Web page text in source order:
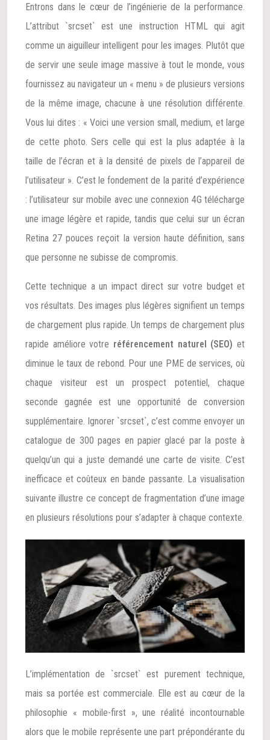
Entrons dans le cœur de l’ingénierie de la performance.
L’attribut `srcset` est une instruction HTML qui agit
comme un aiguilleur intelligent pour les images. Plutôt que
de servir une seule image massive à tout le monde, vous
fournissez au navigateur un « menu » de plusieurs versions
de la même image, chacune à une résolution différente.
Vous lui dites : « Voici une version small, medium, et large
de cette photo. Sers celle qui est la plus adaptée à la
taille de l’écran et à la densité de pixels de l’appareil de
l’utilisateur ». C’est le fondement de la parité d’expérience
: l’utilisateur sur mobile avec une connexion 4G télécharge
une image légère et rapide, tandis que celui sur un écran
Retina 27 pouces reçoit la version haute définition, sans
que personne ne subisse de compromis.
Cette technique a un impact direct sur votre budget et
vos résultats. Des images plus légères signifient un temps
de chargement plus rapide. Un temps de chargement plus
rapide améliore votre référencement naturel (SEO) et
diminue le taux de rebond. Pour une PME de services, où
chaque visiteur est un prospect potentiel, chaque
seconde gagnée est une opportunité de conversion
supplémentaire. Ignorer `srcset`, c’est comme envoyer un
catalogue de 300 pages en papier glacé par la poste à
quelqu’un qui a juste demandé une carte de visite. C’est
inefficace et coûteux en bande passante. La visualisation
suivante illustre ce concept de fragmentation d’une image
en plusieurs résolutions pour s’adapter à chaque contexte.
L’implémentation de `srcset` est purement technique,
mais sa portée est commerciale. Elle est au cœur de la
philosophie « mobile-first », une réalité incontournable
alors que le mobile représente une part prépondérante du